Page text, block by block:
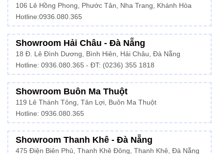
106 Lê Hồng Phong, Phước Tân, Nha Trang, Khánh Hòa
Hotline:0936.080.365
Showroom Hải Châu - Đà Nẵng
18 Đ. Lê Đình Dương, Bình Hiên, Hải Châu, Đà Nẵng
Hotline: 0936.080.365 - ĐT: (0236) 355 1818
Showroom Buôn Ma Thuột
119 Lê Thánh Tông, Tân Lợi, Buôn Ma Thuột
Hotline: 0936.080.365
Showroom Thanh Khê - Đà Nẵng
475 Điện Biên Phủ, Thanh Khê Đông, Thanh Khê, Đà Nẵng